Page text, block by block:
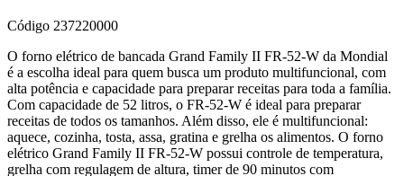
Código 237220000
O forno elétrico de bancada Grand Family II FR-52-W da Mondial
é a escolha ideal para quem busca um produto multifuncional, com
alta potência e capacidade para preparar receitas para toda a família.
Com capacidade de 52 litros, o FR-52-W é ideal para preparar
receitas de todos os tamanhos. Além disso, ele é multifuncional:
aquece, cozinha, tosta, assa, gratina e grelha os alimentos. O forno
elétrico Grand Family II FR-52-W possui controle de temperatura,
grelha com regulagem de altura, timer de 90 minutos com